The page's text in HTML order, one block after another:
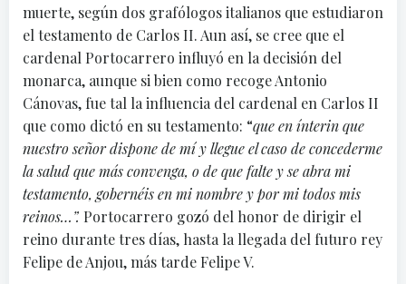
muerte, según dos grafólogos italianos que estudiaron
el testamento de Carlos II. Aun así, se cree que el
cardenal Portocarrero influyó en la decisión del
monarca, aunque si bien como recoge Antonio
Cánovas, fue tal la influencia del cardenal en Carlos II
que como dictó en su testamento: “que en ínterin que
nuestro señor dispone de mí y llegue el caso de concederme
la salud que más convenga, o de que falte y se abra mi
testamento, gobernéis en mi nombre y por mi todos mis
reinos…”. Portocarrero gozó del honor de dirigir el
reino durante tres días, hasta la llegada del futuro rey
Felipe de Anjou, más tarde Felipe V.